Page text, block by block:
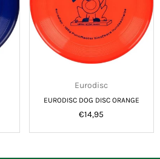
Eurodisc
EURODISC DOG DISC ORANGE
Normale
€14,95